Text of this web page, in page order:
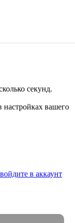
секунд.
настройках вашего
войдите в аккаунт